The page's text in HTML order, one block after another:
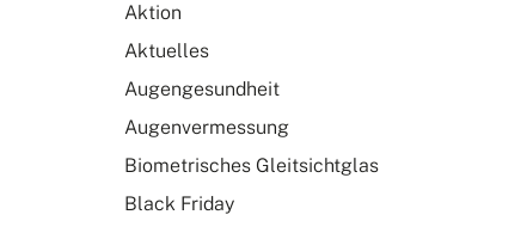
Aktion
Aktuelles
Augengesundheit
Augenvermessung
Biometrisches Gleitsichtglas
Black Friday